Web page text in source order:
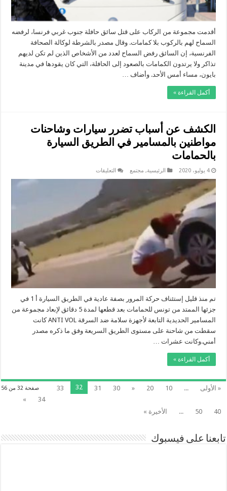
أقدمت مجموعة من الركاب على قتل سائق حافلة جنوب غربي فرنسا، لرفضه
السماح لهم بالركوب بلا كمامات. وقال مصدر بالشرطة لوكالة الصحافة
الفرنسية، إن السائق رفض السماح لعدد من الأشخاص الذين لم تكن لديهم
تذاكر ولا يرتدون الكمامات بالصعود إلى الحافلة، التي كان يقودها في مدينة
بايون، مساء أمس الأحد. وأضاف …
أكمل القراءة »
الكشف عن أسباب تضرر سيارات وشاحنات
مواطنين بالمسامير في الطريق السيارة
بالحمامات
4 يوليو، 2020 الرئيسية, مجتمع التعليقات
تضرر
سيارات
وشاحنات
بالمسامير
بالحمامات
تم منذ قليل إستئناف حركة المرور بصفة عادية في الطريق السيارة أ 1 في
جزئها الممتد من تونس للحمامات بعد قطعها لمدة 5 دقائق لإبعاد مجموعة من
المسامير الحديدية التابعة لأجهزة سلامة ضد السرقة ANTI VOL كانت
سقطت من شاحنة على مستوى الطريق السريعة وفق ما ذكره مصدر
أمني.وكانت عشرات …
أكمل القراءة »
صفحة 32 من 56 « الأولى ...
10
20
«
30
31
32
33
34
»
40
50
... الأخيرة »
تابعنا على فيسبوك